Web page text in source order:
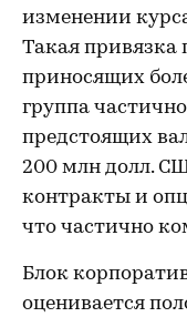
изменении
Такая привязка
приносящих
группа
предстоящих
200 млн долл.
контракты и
что частично
Блок
оценивается